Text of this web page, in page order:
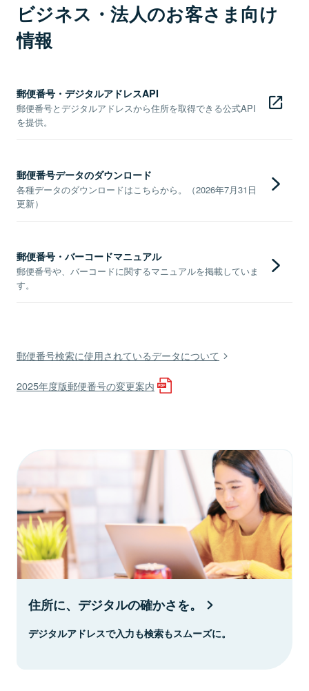
ビジネス・法人のお客さま向け
情報
郵便番号・デジタルアドレスAPI
郵便番号とデジタルアドレスから住所を取得できる公式API
を提供。
郵便番号データのダウンロード
各種データのダウンロードはこちらから。（2026年7月31日
更新）
郵便番号・バーコードマニュアル
郵便番号や、バーコードに関するマニュアルを掲載していま
す。
郵便番号検索に使用されているデータについて
2025年度版郵便番号の変更案内
住所に、デジタルの確かさを。
デジタルアドレスで入力も検索もスムーズに。